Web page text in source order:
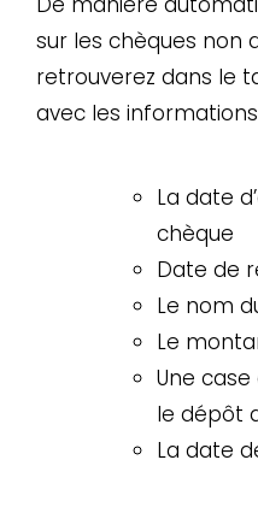
sur les chèques non
retrouverez dans le
avec les
La date
chèque
Date de
Le nom
Le
Une
le dépôt
La date